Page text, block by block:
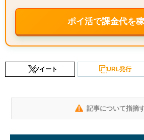
ポイ活で課金代を
ツイート URL発行
記事について指摘